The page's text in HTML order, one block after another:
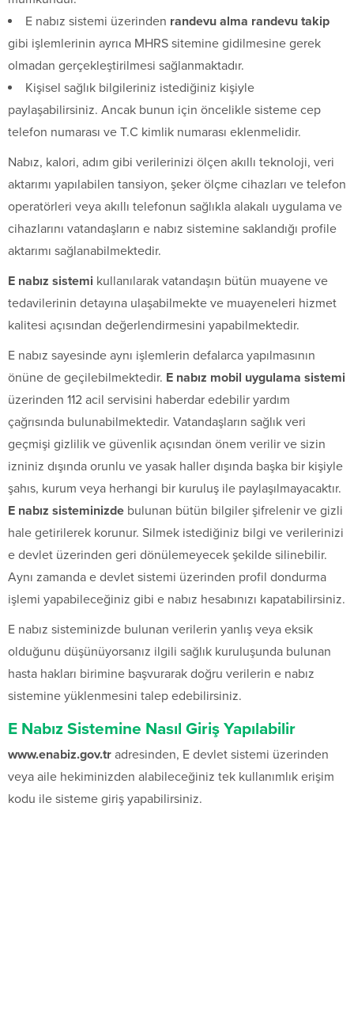
E nabız sistemi üzerinden randevu alma randevu takip
gibi işlemlerinin ayrıca MHRS sitemine gidilmesine gerek
olmadan gerçekleştirilmesi sağlanmaktadır.
Kişisel sağlık bilgileriniz istediğiniz kişiyle
paylaşabilirsiniz. Ancak bunun için öncelikle sisteme cep
telefon numarası ve T.C kimlik numarası eklenmelidir.
Nabız, kalori, adım gibi verilerinizi ölçen akıllı teknoloji, veri
aktarımı yapılabilen tansiyon, şeker ölçme cihazları ve telefon
operatörleri veya akıllı telefonun sağlıkla alakalı uygulama ve
cihazlarını vatandaşların e nabız sistemine saklandığı profile
aktarımı sağlanabilmektedir.
E nabız sistemi kullanılarak vatandaşın bütün muayene ve
tedavilerinin detayına ulaşabilmekte ve muayeneleri hizmet
kalitesi açısından değerlendirmesini yapabilmektedir.
E nabız sayesinde aynı işlemlerin defalarca yapılmasının
önüne de geçilebilmektedir. E nabız mobil uygulama sistemi
üzerinden 112 acil servisini haberdar edebilir yardım
çağrısında bulunabilmektedir. Vatandaşların sağlık veri
geçmişi gizlilik ve güvenlik açısından önem verilir ve sizin
izniniz dışında orunlu ve yasak haller dışında başka bir kişiyle
şahıs, kurum veya herhangi bir kuruluş ile paylaşılmayacaktır.
E nabız sisteminizde bulunan bütün bilgiler şifrelenir ve gizli
hale getirilerek korunur. Silmek istediğiniz bilgi ve verilerinizi
e devlet üzerinden geri dönülemeyecek şekilde silinebilir.
Aynı zamanda e devlet sistemi üzerinden profil dondurma
işlemi yapabileceğiniz gibi e nabız hesabınızı kapatabilirsiniz.
E nabız sisteminizde bulunan verilerin yanlış veya eksik
olduğunu düşünüyorsanız ilgili sağlık kuruluşunda bulunan
hasta hakları birimine başvurarak doğru verilerin e nabız
sistemine yüklenmesini talep edebilirsiniz.
E Nabız Sistemine Nasıl Giriş Yapılabilir
www.enabiz.gov.tr adresinden, E devlet sistemi üzerinden
veya aile hekiminizden alabileceğiniz tek kullanımlık erişim
kodu ile sisteme giriş yapabilirsiniz.